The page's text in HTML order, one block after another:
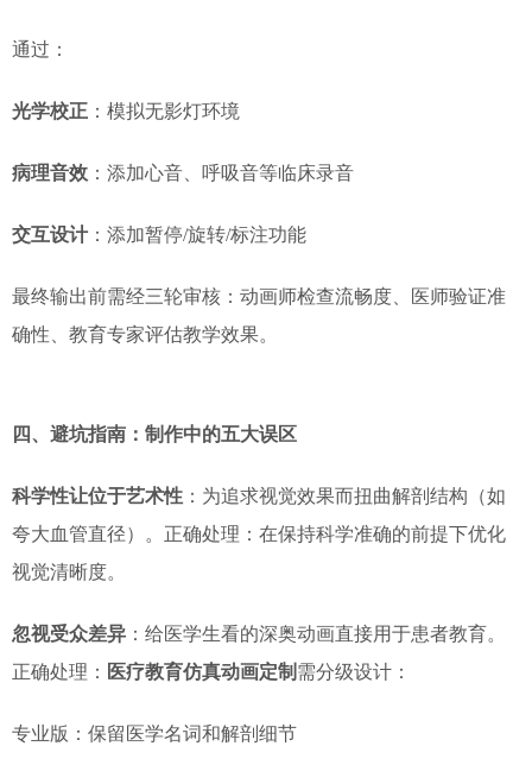
通过：
光学校正 ：模拟无影灯环境
病理音效 ：添加心音、呼吸音等临床录音
交互设计：添加暂停/旋转/标注功能
最终输出前需经三轮审核：动画师检查流畅度、医师验证准
确性、教育专家评估教学效果。
四、避坑指南：制作中的五大误区
科学性让位于艺术性 ：为追求视觉效果而扭曲解剖结构（如
夸大血管直径）。正确处理：在保持科学准确的前提下优化
视觉清晰度。
忽视受众差异 ：给医学生看的深奥动画直接用于患者教育。
正确处理： 医疗教育仿真动画定制 需分级设计：
专业版：保留医学名词和解剖细节